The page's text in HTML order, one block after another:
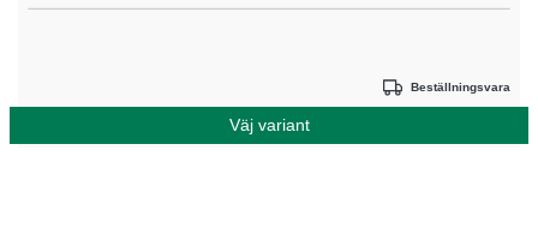
Beställningsvara
Väj variant